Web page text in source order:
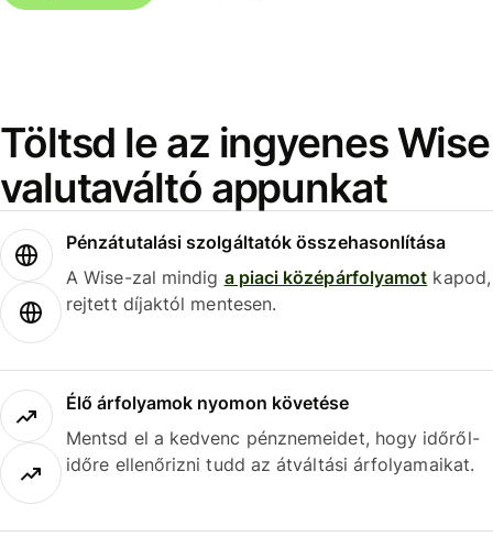
Töltsd le az ingyenes Wise
valutaváltó appunkat
Pénzátutalási szolgáltatók összehasonlítása
A Wise-zal mindig a piaci középárfolyamot kapod,
rejtett díjaktól mentesen.
Élő árfolyamok nyomon követése
Mentsd el a kedvenc pénznemeidet, hogy időről-
időre ellenőrizni tudd az átváltási árfolyamaikat.